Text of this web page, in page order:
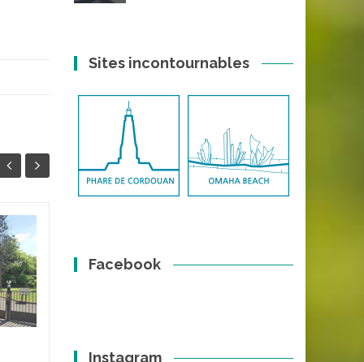
DÉC
La ville de Lormont de sa
important....
Sites incontournables
Facebook
Instagram